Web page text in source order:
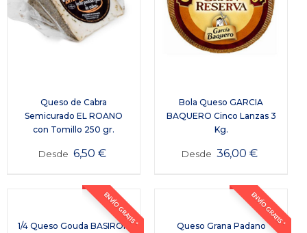
Queso de Cabra
Semicurado EL ROANO
con Tomillo 250 gr.
Desde 6,50€
Bola Queso GARCIA
BAQUERO Cinco Lanzas 3
Kg.
Desde 36,00€
ENVÍO GRATIS *
1/4 Queso Gouda BASIRON
ENVÍO GRATIS *
Queso Grana Padano